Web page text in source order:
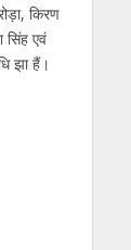
किरण
सिंह एवं
झा हैं।